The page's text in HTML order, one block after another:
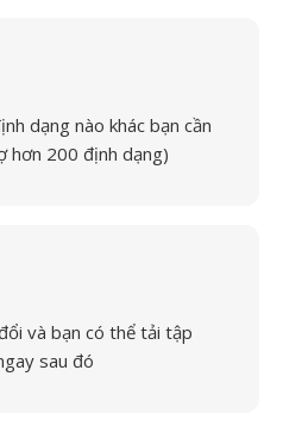
dạng nào khác bạn cần
hơn 200 định dạng)
và bạn có thể tải tập
sau đó